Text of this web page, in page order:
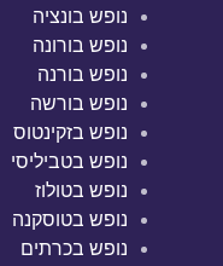
נופש בונציה
נופש בורונה
נופש בורנה
נופש בורשה
נופש בזקינטוס
נופש בטביליסי
נופש בטולוז
נופש בטוסקנה
נופש בכרתים